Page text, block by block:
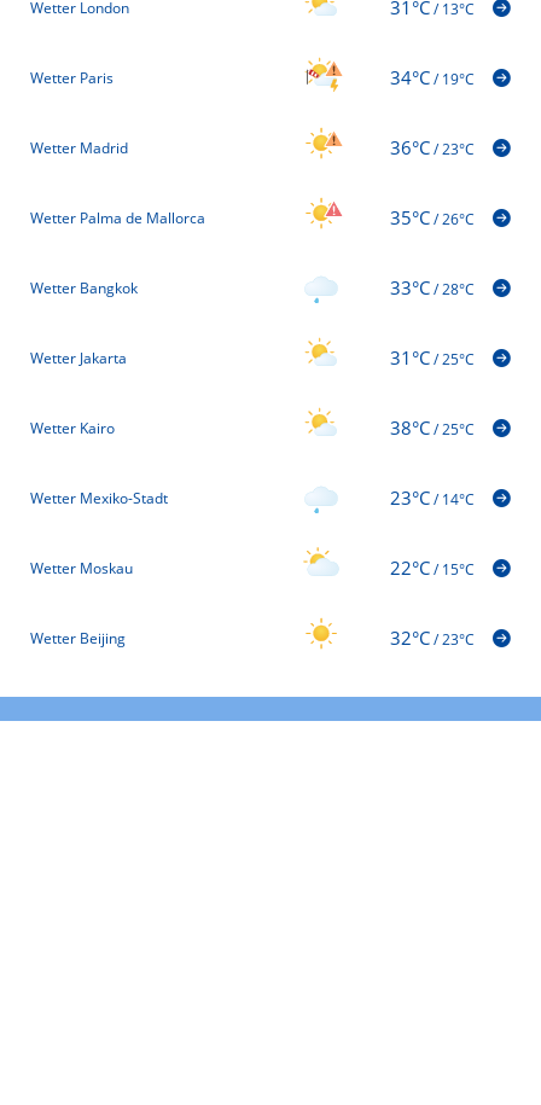
Wetter London 31°C/13°C
Wetter Paris 34°C/19°C
Wetter Madrid 36°C/23°C
Wetter Palma de Mallorca 35°C/26°C
Wetter Bangkok 33°C/28°C
Wetter Jakarta 31°C/25°C
Wetter Kairo 38°C/25°C
Wetter Mexiko-Stadt 23°C/14°C
Wetter Moskau 22°C/15°C
Wetter Beijing 32°C/23°C